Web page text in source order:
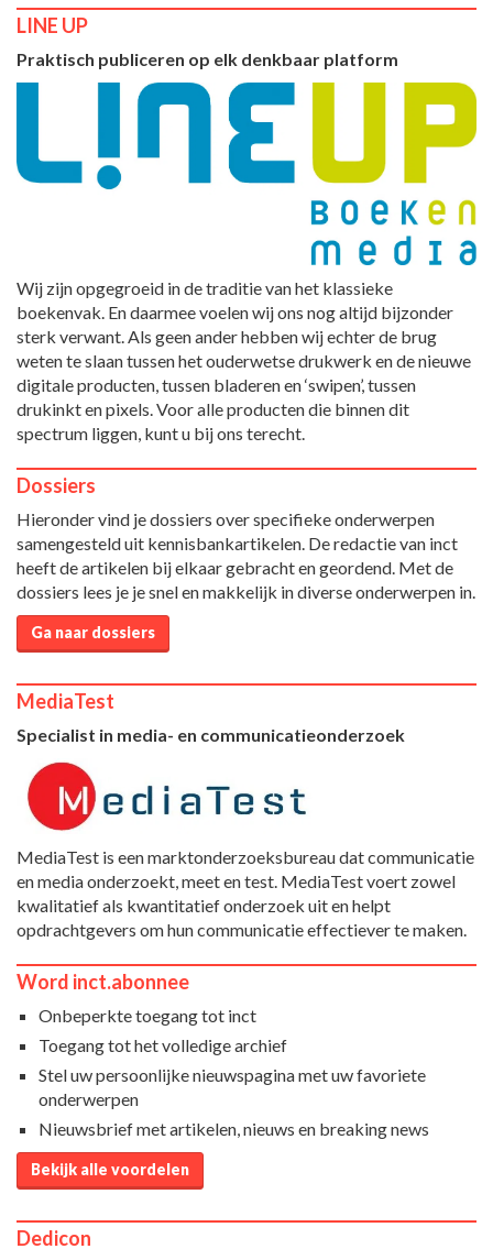
LINE UP
Praktisch publiceren op elk denkbaar platform
Wij zijn opgegroeid in de traditie van het klassieke
boekenvak. En daarmee voelen wij ons nog altijd bijzonder
sterk verwant. Als geen ander hebben wij echter de brug
weten te slaan tussen het ouderwetse drukwerk en de nieuwe
digitale producten, tussen bladeren en ‘swipen’, tussen
drukinkt en pixels. Voor alle producten die binnen dit
spectrum liggen, kunt u bij ons terecht.
Dossiers
Hieronder vind je dossiers over specifieke onderwerpen
samengesteld uit kennisbankartikelen. De redactie van inct
heeft de artikelen bij elkaar gebracht en geordend. Met de
dossiers lees je je snel en makkelijk in diverse onderwerpen in.
Ga naar dossiers
MediaTest
Specialist in media- en communicatieonderzoek
MediaTest is een marktonderzoeksbureau dat communicatie
en media onderzoekt, meet en test. MediaTest voert zowel
kwalitatief als kwantitatief onderzoek uit en helpt
opdrachtgevers om hun communicatie effectiever te maken.
Word inct.abonnee
Onbeperkte toegang tot inct
Toegang tot het volledige archief
Stel uw persoonlijke nieuwspagina met uw favoriete
onderwerpen
Nieuwsbrief met artikelen, nieuws en breaking news
Bekijk alle voordelen
Dedicon